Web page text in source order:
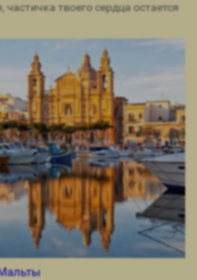
твоего сердца остается